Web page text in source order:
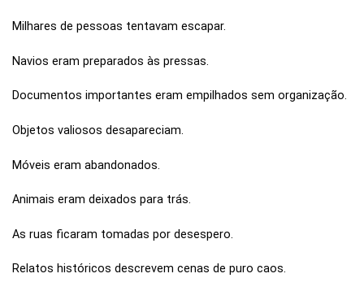
Milhares de pessoas tentavam escapar.
Navios eram preparados às pressas.
Documentos importantes eram empilhados sem organização.
Objetos valiosos desapareciam.
Móveis eram abandonados.
Animais eram deixados para trás.
As ruas ficaram tomadas por desespero.
Relatos históricos descrevem cenas de puro caos.